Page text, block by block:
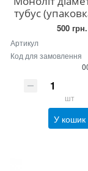
тубус
500 грн.
Артикул
Код для замовлення
шт
У кошик